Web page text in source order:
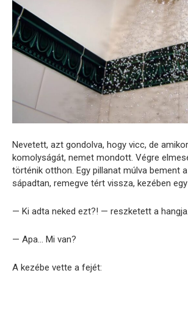
Nevetett, azt gondolva, hogy vicc, de
komolyságát, nemet mondott. Végre
történik otthon. Egy pillanat múlva bement
sápadtan, remegve tért vissza, kezében
— Ki adta neked ezt?! — reszketett a hangja.
— Apa… Mi van?
A kezébe vette a fejét: